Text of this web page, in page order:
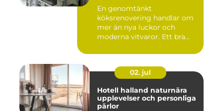
En genomtänkt
köksrenovering handlar om
mer än nya luckor och
moderna vitvaror. Ett bra
02. jul
Hotell halland naturnära
upplevelser och personliga
pärlor